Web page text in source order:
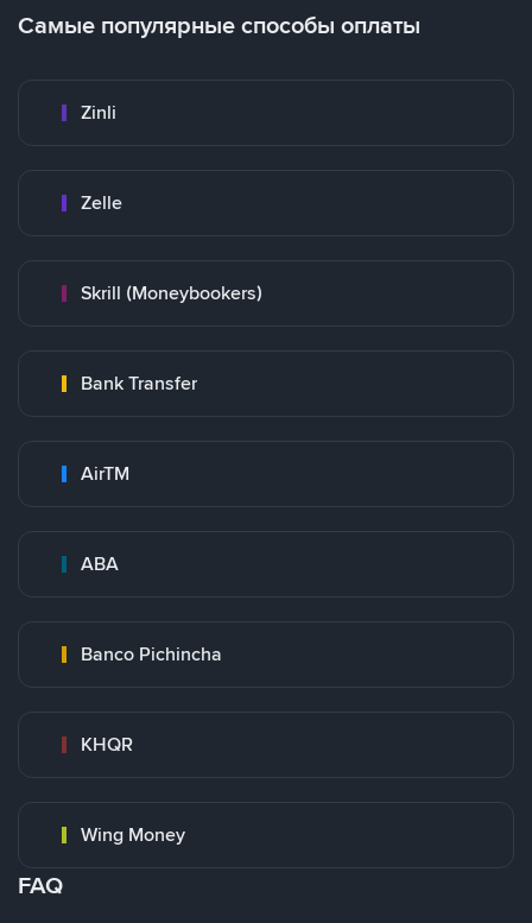
Самые популярные способы оплаты
Zinli
Zelle
Skrill (Moneybookers)
Bank Transfer
AirTM
ABA
Banco Pichincha
KHQR
Wing Money
FAQ